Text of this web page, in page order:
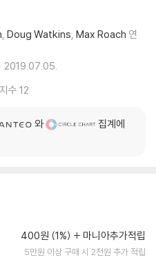
Doug Watkins Max Roach 연
2019.07.05.
수 12
와
집계에
400원 (1%) 마니아추가적립
5만원 이상 구매 시 2천원 추가 적립